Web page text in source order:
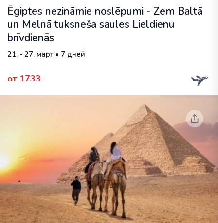
Ēgiptes nezināmie noslēpumi - Zem Baltā
un Melnā tuksneša saules Lieldienu
brīvdienās
21. - 27. март • 7 дней
от 1733